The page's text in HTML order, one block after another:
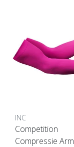
INC
Competition
Compressie Arm